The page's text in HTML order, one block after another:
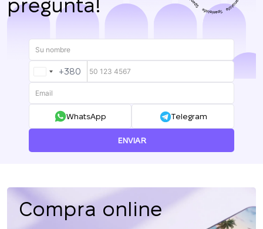
pregunta!
UKRAINE
+380
+380
WhatsApp Telegram
ENVIAR
Compra online